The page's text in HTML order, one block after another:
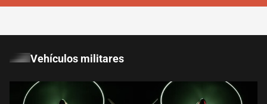
Vehículos militares